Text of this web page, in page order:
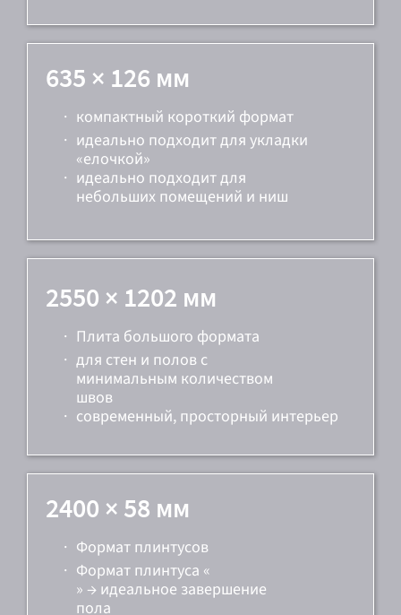
635 × 126 мм
· компактный короткий формат
· идеально подходит для укладки
«елочкой»
· идеально подходит для
небольших помещений и ниш
2550 × 1202 мм
· Плита большого формата
· для стен и полов с
минимальным количеством
швов
· современный, просторный интерьер
2400 × 58 мм
· Формат плинтусов
· Формат плинтуса «
» → идеальное завершение
пола